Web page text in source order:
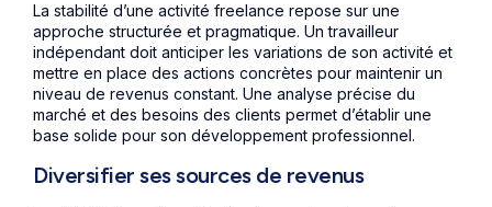
La stabilité d’une activité freelance repose sur une
approche structurée et pragmatique. Un travailleur
indépendant doit anticiper les variations de son activité et
mettre en place des actions concrètes pour maintenir un
niveau de revenus constant. Une analyse précise du
marché et des besoins des clients permet d’établir une
base solide pour son développement professionnel.
Diversifier ses sources de revenus